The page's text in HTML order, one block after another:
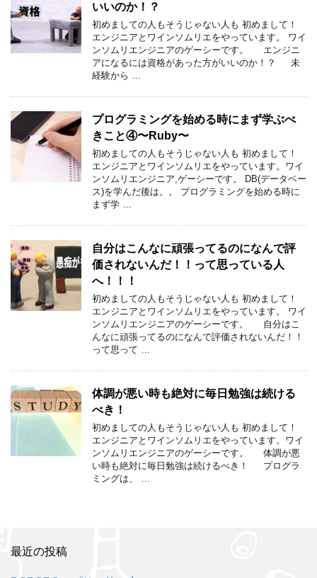
いいのか！？
初めましての人もそうじゃない人も 初めまして！
エンジニアとワインソムリエをやっています。 ワイ
ンソムリエンジニアのゲーシーです。 エンジニ
アになるには資格があった方がいいのか！？ 未
経験から …
プログラミングを始める時にまず学ぶべ
きこと④〜Ruby〜
初めましての人もそうじゃない人も 初めまして！
エンジニアとワインソムリエをやっています。ワイ
ンソムリエンジニア,ゲーシーです。 DB(データベー
ス)を学んだ後は。。 プログラミングを始める時に
まず学 …
自分はこんなに頑張ってるのになんで評
価されないんだ！！って思っている人
へ！！！
初めましての人もそうじゃない人も 初めまして！
エンジニアとワインソムリエをやっています。 ワイ
ンソムリエンジニアのゲーシーです。 自分はこ
んなに頑張ってるのになんで評価されないんだ！！
って思って …
体調が悪い時も絶対に毎日勉強は続ける
べき！
初めましての人もそうじゃない人も 初めまして！
エンジニアとワインソムリエをやっています。ワイ
ンソムリエンジニアのゲーシーです。 体調が悪
い時も絶対に毎日勉強は続けるべき！ プログラ
ミングは、 …
最近の投稿